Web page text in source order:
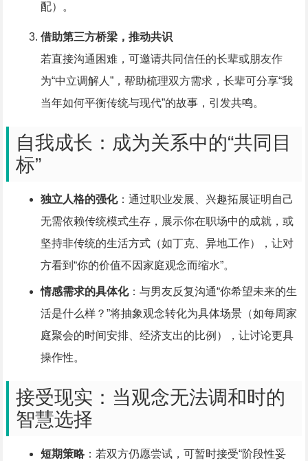
配）。
借助第三方桥梁，推动共识
若直接沟通困难，可邀请共同信任的长辈或朋友作
为“中立调解人”，帮助梳理双方需求，长辈可分享“我
当年如何平衡传统与现代”的故事，引发共鸣。
自我成长：成为关系中的“共同目
标”
独立人格的强化：通过职业发展、兴趣拓展证明自己
无需依赖传统模式生存，展示你在职场中的成就，或
坚持非传统的生活方式（如丁克、异地工作），让对
方看到“你的价值不因家庭观念而缩水”。
情感需求的具体化：与男友反复沟通“你希望未来的生
活是什么样？”将抽象观念转化为具体场景（如每周家
庭聚会的时间安排、经济支出的比例），让讨论更具
操作性。
接受现实：当观念无法调和时的
智慧选择
短期策略：若双方仍愿尝试，可暂时接受“阶段性妥